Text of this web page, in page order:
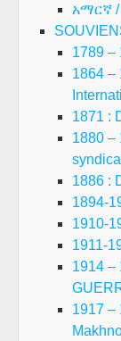
አማርኛ /
1789 –
1864 –
1871 :
1880 –
1886 :
1894-
1910-
1911-
1914 –
1917 –